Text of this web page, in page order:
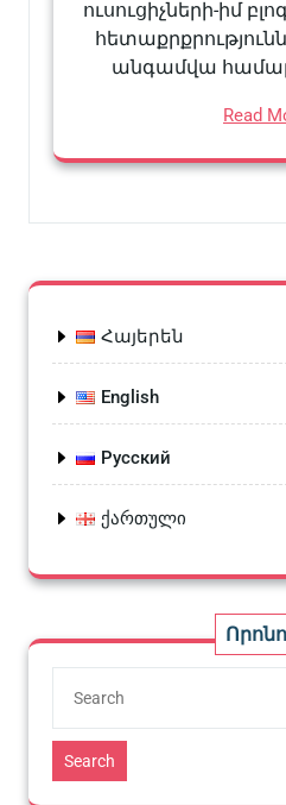
ուսուցիչների-իմ
անգամվա
Read
Հայերեն
English
Русский
ქართული
Search